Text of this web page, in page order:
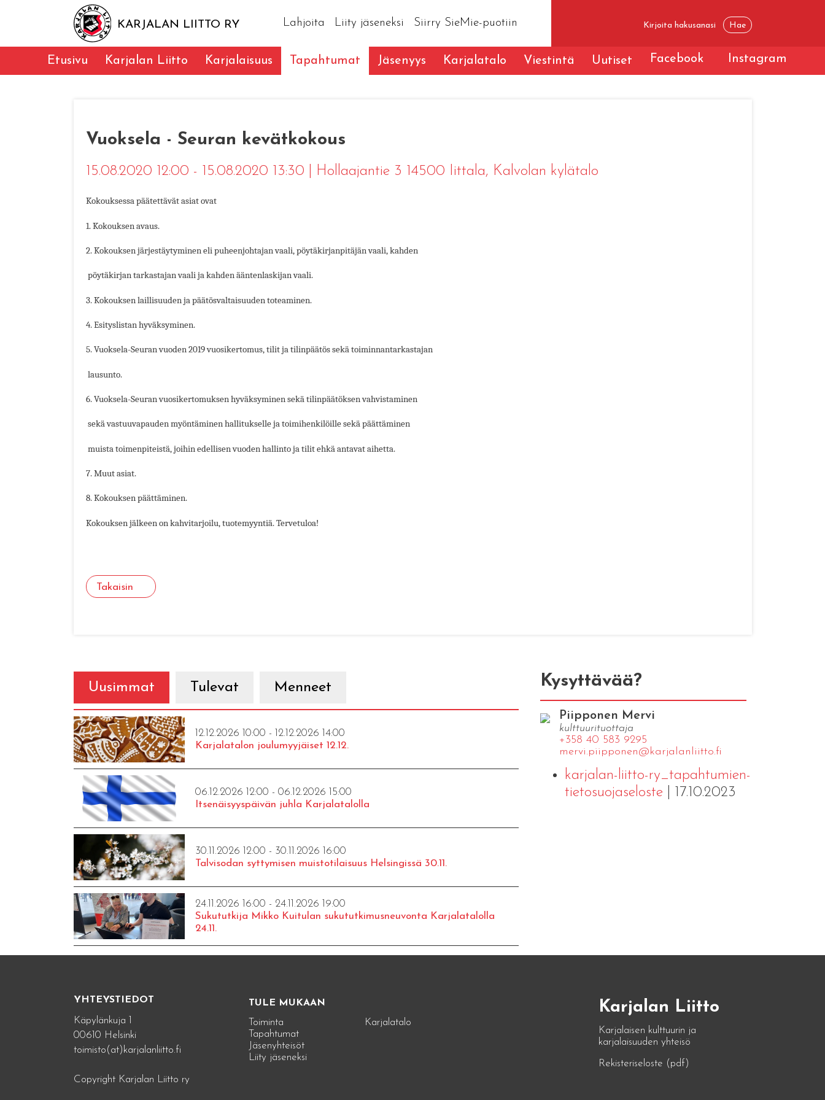
KARJALAN LIITTO RY Lahjoita Liity jäseneksi Siirry SieMie-puotiin
Etusivu Karjalan Liitto Karjalaisuus Tapahtumat Jäsenyys Karjalatalo Viestintä Uutiset Facebook Instagram
Vuoksela - Seuran kevätkokous
15.08.2020 12:00 - 15.08.2020 13:30 Hollaajantie 3 14500 Iittala, Kalvolan kylätalo
Kokouksessa päätettävät asiat ovat
1. Kokouksen avaus.
2. Kokouksen järjestäytyminen eli puheenjohtajan vaali, pöytäkirjanpitäjän vaali, kahden
pöytäkirjan tarkastajan vaali ja kahden ääntenlaskijan vaali.
3. Kokouksen laillisuuden ja päätösvaltaisuuden toteaminen.
4. Esityslistan hyväksyminen.
5. Vuoksela-Seuran vuoden 2019 vuosikertomus, tilit ja tilinpäätös sekä toiminnantarkastajan
lausunto.
6. Vuoksela-Seuran vuosikertomuksen hyväksyminen sekä tilinpäätöksen vahvistaminen
sekä vastuuvapauden myöntäminen hallitukselle ja toimihenkilöille sekä päättäminen
muista toimenpiteistä, joihin edellisen vuoden hallinto ja tilit ehkä antavat aihetta.
7. Muut asiat.
8. Kokouksen päättäminen.
Kokouksen jälkeen on kahvitarjoilu, tuotemyyntiä. Tervetuloa!
Takaisin
Uusimmat Tulevat Menneet
12.12.2026 10:00 - 12.12.2026 14:00
Karjalatalon joulumyyjäiset 12.12.
06.12.2026 12:00 - 06.12.2026 15:00
Itsenäisyyspäivän juhla Karjalatalolla
30.11.2026 12:00 - 30.11.2026 16:00
Talvisodan syttymisen muistotilaisuus Helsingissä 30.11.
24.11.2026 16:00 - 24.11.2026 19:00
Sukututkija Mikko Kuitulan sukututkimusneuvonta Karjalatalolla
24.11.
Kysyttävää?
Piipponen Mervi
kulttuurituottaja
+358 40 583 9295
mervi.​piipponen@​kar​jala​nlii​tto.​fi
karjalan-liitto-ry_tapahtumien-
tietosuojaseloste| 17.10.2023
YHTEYSTIEDOT
Käpylänkuja 1
00610 Helsinki
toimisto(at)karjalanliitto.fi
Copyright Karjalan Liitto ry
TULE MUKAAN
Toiminta
Tapahtumat
Jäsenyhteisöt
Liity jäseneksi
Karjalatalo
Karjalan Liitto
Karjalaisen kulttuurin ja
karjalaisuuden yhteisö
Rekisteriseloste (pdf)